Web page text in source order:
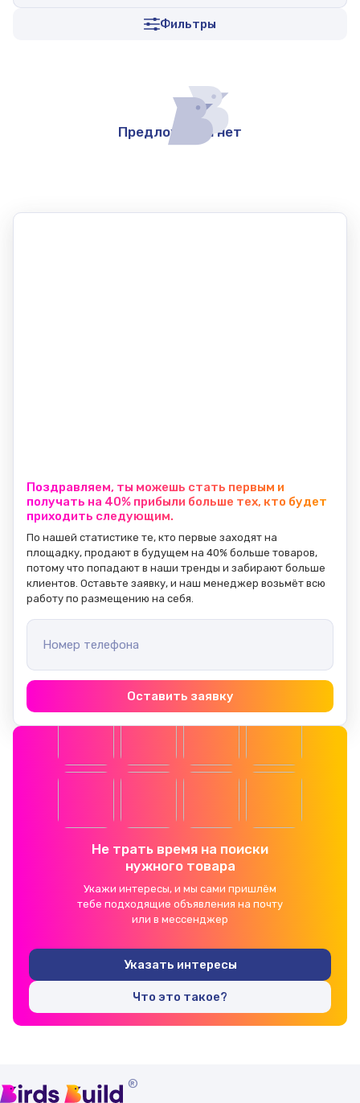
Фильтры
Предложений нет
Поздравляем, ты можешь стать первым и
получать на 40% прибыли больше тех, кто будет
приходить следующим.
По нашей статистике те, кто первые заходят на
площадку, продают в будущем на 40% больше товаров,
потому что попадают в наши тренды и забирают больше
клиентов. Оставьте заявку, и наш менеджер возьмёт всю
работу по размещению на себя.
Номер телефона
Оставить заявку
Не трать время на поиски
нужного товара
Укажи интересы, и мы сами пришлём
тебе подходящие объявления на почту
или в мессенджер
Указать интересы
Что это такое?
®